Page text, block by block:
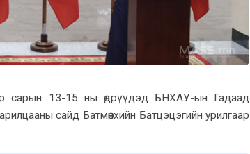
сарын 13-15 ны өдрүүдэд БНXАУ-ын Гадаад
сайд Батмөнxийн Батцэцэгийн урилгаар